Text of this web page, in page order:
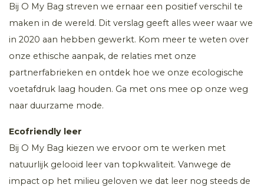
Bij O My Bag streven we ernaar een positief verschil te
maken in de wereld. Dit verslag geeft alles weer waar we
in 2020 aan hebben gewerkt. Kom meer te weten over
onze ethische aanpak, de relaties met onze
partnerfabrieken en ontdek hoe we onze ecologische
voetafdruk laag houden. Ga met ons mee op onze weg
naar duurzame mode.
Ecofriendly leer
Bij O My Bag kiezen we ervoor om te werken met
natuurlijk gelooid leer van topkwaliteit. Vanwege de
impact op het milieu geloven we dat leer nog steeds de